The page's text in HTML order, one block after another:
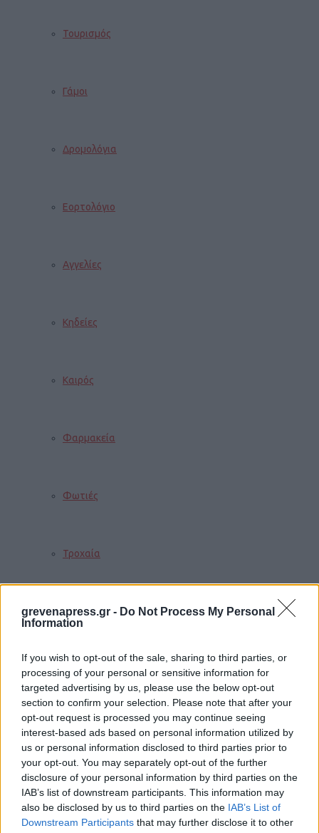
grevenapress.gr - Do Not Process My Personal
Information
If you wish to opt-out of the sale, sharing to third parties, or
processing of your personal or sensitive information for
targeted advertising by us, please use the below opt-out
section to confirm your selection. Please note that after your
opt-out request is processed you may continue seeing
interest-based ads based on personal information utilized by
us or personal information disclosed to third parties prior to
your opt-out. You may separately opt-out of the further
disclosure of your personal information by third parties on the
IAB’s list of downstream participants. This information may
also be disclosed by us to third parties on the IAB’s List of
Downstream Participants that may further disclose it to other
Τουρισμός
Γάμοι
Δρομολόγια
Εορτολόγιο
Αγγελίες
Κηδείες
Καιρός
Φαρμακεία
Φωτιές
Τροχαία
Σεισμοί
Αποστάσεις
ΠΕΡΙΣΣΟΤΕΡΑ
Παιδί